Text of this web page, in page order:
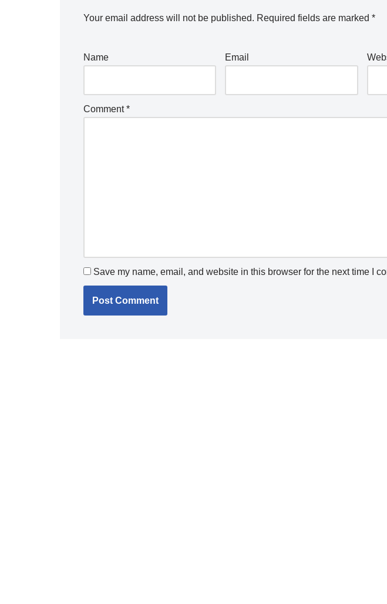
Your email address will not be published. Required fields are marked *
Name Email
Comment*
Save my name, email, and website in this browser for the next time I